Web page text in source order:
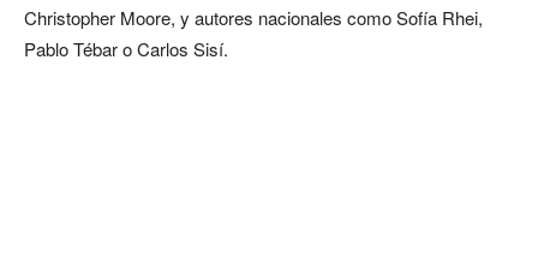
Christopher Moore, y autores nacionales como Sofía Rhei,
Pablo Tébar o Carlos Sisí.